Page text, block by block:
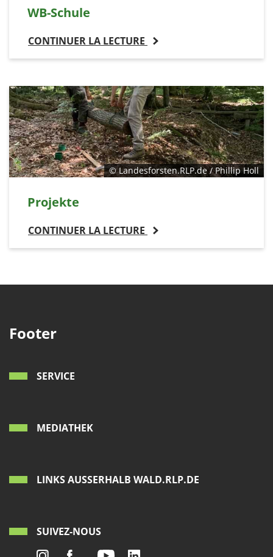
WB-Schule
CONTINUER LA LECTURE
© Landesforsten.RLP.de / Phillip Holl
Projekte
CONTINUER LA LECTURE
Footer
SERVICE
MEDIATHEK
LINKS AUSSERHALB WALD.RLP.DE
SUIVEZ-NOUS